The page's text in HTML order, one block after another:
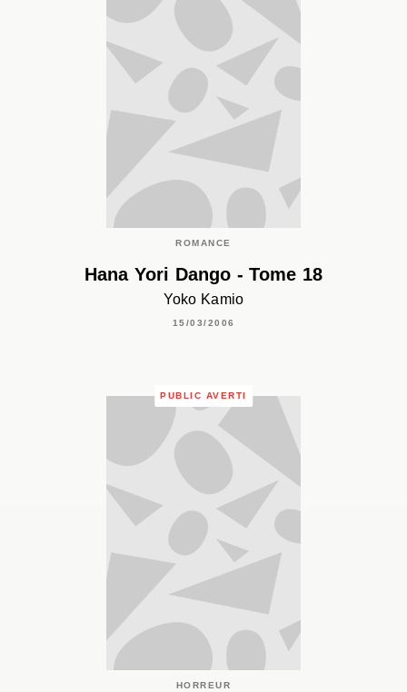
ROMANCE
Hana Yori Dango - Tome 18
Yoko Kamio
15/03/2006
PUBLIC AVERTI
HORREUR